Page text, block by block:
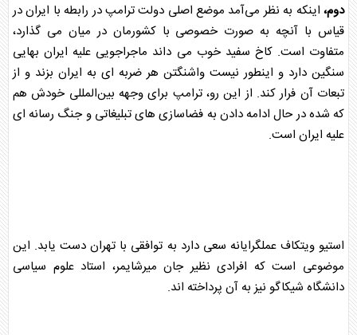
دوم، اینکه به نظر می‌آمد موضع اصلی دولت ترامپ در رابطه با ایران در
قیاس با آنچه به صورت خصوصی با کشورمان در میان می گذارد،
متفاوت است. کاخ سفید خوب می داند ماجراجویی علیه ایران بهایی
سنگین دارد و اینطور نیست واشنگتن هر ضربه ای به ایران بزند و از
تبعات آن فرار کند. از این رو، ترامپ برای وجهه بین‌المللی خودش هم
که شده در حال ادامه دادن به فضاسازی های تبلیغاتی و جنگ رسانه ای
علیه ایران است.
استیو ویتکاف عملگرایانه سعی دارد به توافقی با تهران دست یابد. این
موضوعی است که افرادی نظیر جان میرشایمر، استاد علوم سیاسی
دانشگاه شیکاگو نیز به آن پرداخته اند.